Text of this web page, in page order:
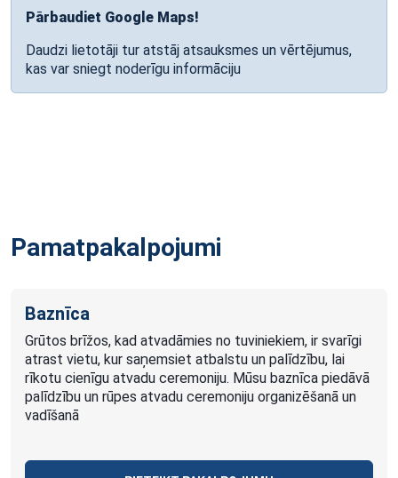
Pārbaudiet Google Maps!
Daudzi lietotāji tur atstāj atsauksmes un vērtējumus,
kas var sniegt noderīgu informāciju
Pamatpakalpojumi
Baznīca
Grūtos brīžos, kad atvadāmies no tuviniekiem, ir svarīgi
atrast vietu, kur saņemsiet atbalstu un palīdzību, lai
rīkotu cienīgu atvadu ceremoniju. Mūsu baznīca piedāvā
palīdzību un rūpes atvadu ceremoniju organizēšanā un
vadīšanā